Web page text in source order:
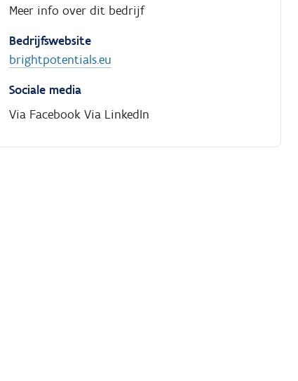
Meer info over dit bedrijf
Bedrijfswebsite
brightpotentials.eu
Sociale media
Via Facebook Via LinkedIn